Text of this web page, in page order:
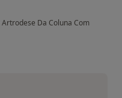
Artrodese Da Coluna Com